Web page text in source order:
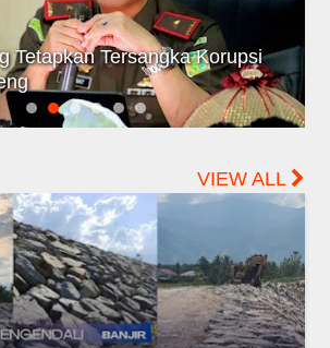
Tetapkan Tersangka Korupsi
VIEW ALL